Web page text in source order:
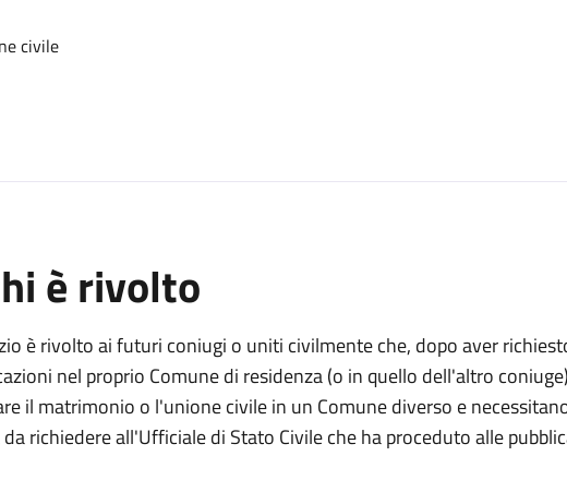
civile
è rivolto
è rivolto ai futuri coniugi o uniti civilmente che, dopo aver
nel proprio Comune di residenza (o in quello dell'altro
il matrimonio o l'unione civile in un Comune diverso e
da richiedere all'Ufficiale di Stato Civile che ha proceduto alle